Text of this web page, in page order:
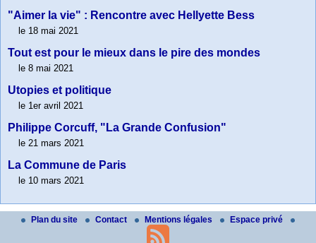
"Aimer la vie" : Rencontre avec Hellyette Bess
le 18 mai 2021
Tout est pour le mieux dans le pire des mondes
le 8 mai 2021
Utopies et politique
le 1er avril 2021
Philippe Corcuff, "La Grande Confusion"
le 21 mars 2021
La Commune de Paris
le 10 mars 2021
Plan du site Contact Mentions légales Espace privé